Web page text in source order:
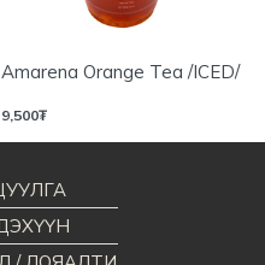
Amarena Orange Tea /ICED/
9,500₮